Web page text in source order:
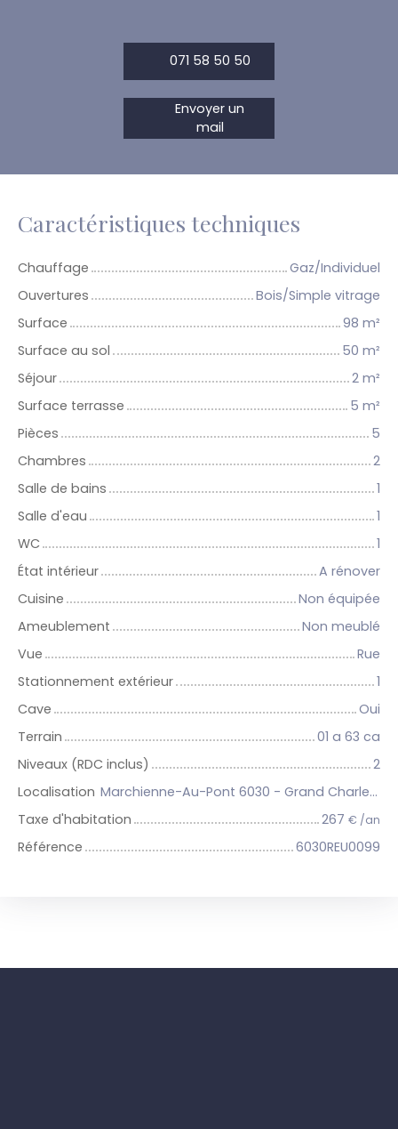
071 58 50 50
Envoyer un
mail
Caractéristiques techniques
Chauffage
Gaz/Individuel
Ouvertures
Bois/Simple vitrage
Surface
98 m²
Surface au sol
50 m²
Séjour
2 m²
Surface terrasse
5 m²
Pièces
5
Chambres
2
Salle de bains
1
Salle d'eau
1
WC
1
État intérieur
A rénover
Cuisine
Non équipée
Ameublement
Non meublé
Vue
Rue
Stationnement extérieur
1
Cave
Oui
Terrain
01 a 63 ca
Niveaux (RDC inclus)
2
Localisation
Marchienne-Au-Pont 6030 - Grand Charleroi et 14 communes
Taxe d'habitation
267 € /an
Référence 6030REU0099